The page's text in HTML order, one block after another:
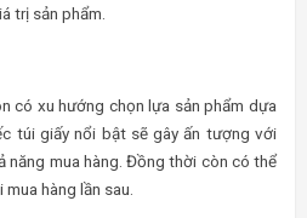
trị sản phẩm.
có xu hướng chọn lựa sản phẩm dựa
túi giấy nổi bật sẽ gây ấn tượng với
năng mua hàng. Đồng thời còn có thể
hàng lần sau.